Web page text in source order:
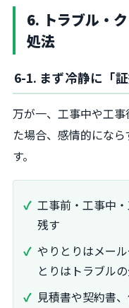
6. トラブル・
処法
6-1. まず冷静に「
万が一、工事中や工
た場合、感情的にな
す。
工事前・工事中
残す
やりとりはメー
とりはトラブルの
見積書や契約書